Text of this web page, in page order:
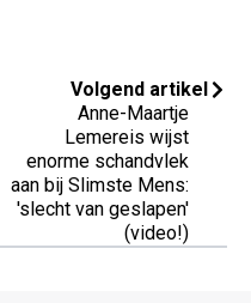
Volgend artikel
Anne-Maartje
Lemereis wijst
enorme schandvlek
aan bij Slimste Mens:
'slecht van geslapen'
(video!)